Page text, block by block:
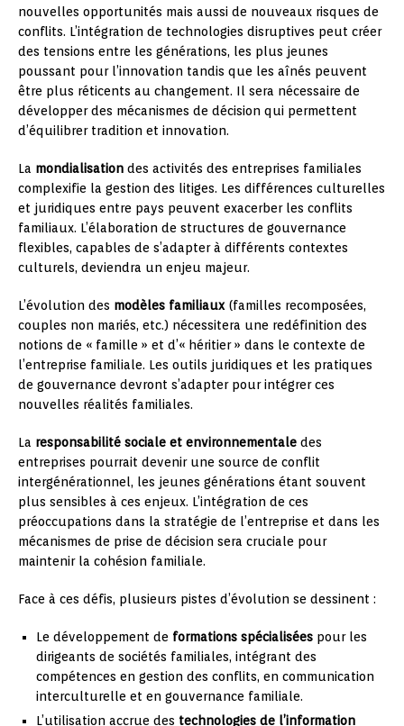
nouvelles opportunités mais aussi de nouveaux risques de
conflits. L’intégration de technologies disruptives peut créer
des tensions entre les générations, les plus jeunes
poussant pour l’innovation tandis que les aînés peuvent
être plus réticents au changement. Il sera nécessaire de
développer des mécanismes de décision qui permettent
d’équilibrer tradition et innovation.
La mondialisation des activités des entreprises familiales
complexifie la gestion des litiges. Les différences culturelles
et juridiques entre pays peuvent exacerber les conflits
familiaux. L’élaboration de structures de gouvernance
flexibles, capables de s’adapter à différents contextes
culturels, deviendra un enjeu majeur.
L’évolution des modèles familiaux(familles recomposées,
couples non mariés, etc.) nécessitera une redéfinition des
notions de « famille » et d’« héritier » dans le contexte de
l’entreprise familiale. Les outils juridiques et les pratiques
de gouvernance devront s’adapter pour intégrer ces
nouvelles réalités familiales.
La responsabilité sociale et environnementale des
entreprises pourrait devenir une source de conflit
intergénérationnel, les jeunes générations étant souvent
plus sensibles à ces enjeux. L’intégration de ces
préoccupations dans la stratégie de l’entreprise et dans les
mécanismes de prise de décision sera cruciale pour
maintenir la cohésion familiale.
Face à ces défis, plusieurs pistes d’évolution se dessinent :
Le développement de formations spécialisées pour les
dirigeants de sociétés familiales, intégrant des
compétences en gestion des conflits, en communication
interculturelle et en gouvernance familiale.
L’utilisation accrue des technologies de l’information